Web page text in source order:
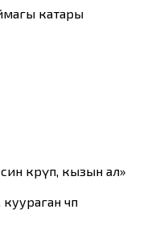
катары
көрүп, кызын ал»
чөп